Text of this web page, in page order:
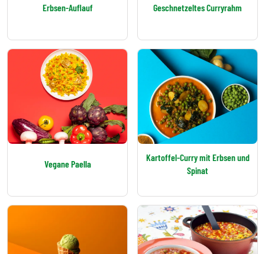
Erbsen-Auflauf Geschnetzeltes Curryrahm
Vegane Paella
Kartoffel-Curry mit Erbsen und
Spinat